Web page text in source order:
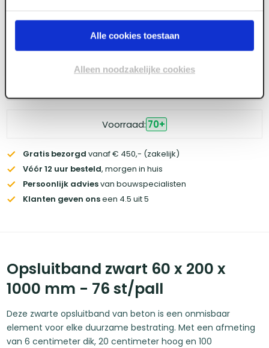
Alle cookies toestaan
Alleen noodzakelijke cookies
Log in voor prijzen
Wil je de scherpste prijs? Meld je aan voor een
Voorraad: 70+
Gratis bezorgd vanaf € 450,- (zakelijk)
Vóór 12 uur besteld, morgen in huis
Persoonlijk adviesvan bouwspecialisten
Klanten geven onseen 4.5 uit 5
Opsluitband zwart 60 x 200 x
1000 mm - 76 st/pall
Deze zwarte opsluitband van beton is een onmisbaar
element voor elke duurzame bestrating. Met een afmeting
van 6 centimeter dik, 20 centimeter hoog en 100